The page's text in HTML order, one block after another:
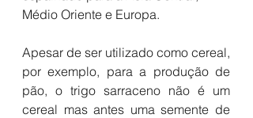
Médio Oriente e Europa.
Apesar de ser utilizado como cereal,
por exemplo, para a produção de
pão, o trigo sarraceno não é um
cereal mas antes uma semente de